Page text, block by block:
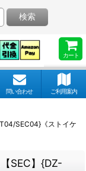
カート
検索
問い合わせ ご利用案内
SEC04}《ストイケ
SEC】{DZ-